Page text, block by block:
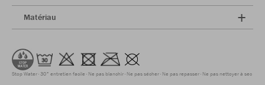
Matériau
Stop Water 30° entretien facile Ne pas blanchir Ne pas sécher Ne pas repasser Ne pas nettoyer à sec